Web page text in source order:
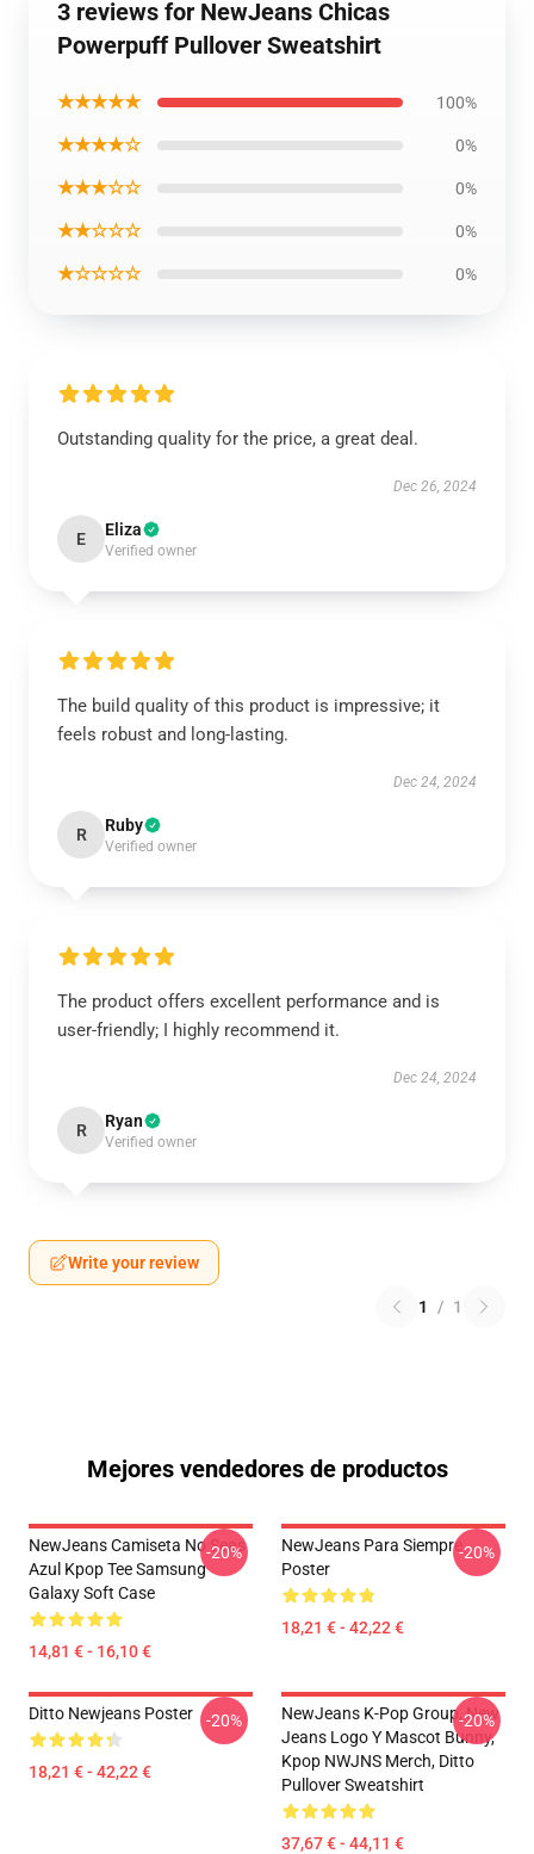
3 reviews for NewJeans Chicas
Powerpuff Pullover Sweatshirt
★★★★★ 100%
★★★★☆ 0%
★★★☆☆ 0%
★★☆☆☆ 0%
★☆☆☆☆ 0%
Outstanding quality for the price, a great deal.
Dec 26, 2024
E Eliza
Verified owner
The build quality of this product is impressive; it
feels robust and long-lasting.
Dec 24, 2024
R Ruby
Verified owner
The product offers excellent performance and is
user-friendly; I highly recommend it.
Dec 24, 2024
R Ryan
Verified owner
Write your review
1 / 1
Mejores vendedores de productos
NewJeans Camiseta No Seas
Azul Kpop Tee Samsung
Galaxy Soft Case
14,81 € - 16,10 €
-20%
NewJeans Para Siempre
Poster
18,21 € - 42,22 €
-20%
Ditto Newjeans Poster
18,21 € - 42,22 €
-20%
NewJeans K-Pop Group, New
Jeans Logo Y Mascot Bunny,
Kpop NWJNS Merch, Ditto
Pullover Sweatshirt
37,67 € - 44,11 €
-20%